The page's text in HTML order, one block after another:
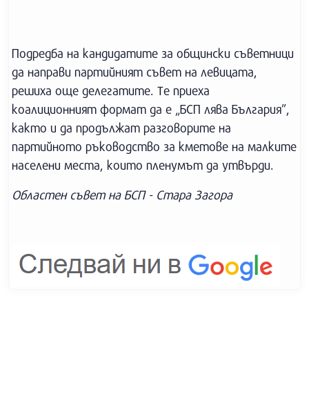
Подредба на кандидатите за общински съветници
да направи партийният съвет на левицата,
решиха още делегатите. Те приеха
коалиционният формат да е „БСП лява България”,
както и да продължат разговорите на
партийното ръководство за кметове на малките
населени места, които пленумът да утвърди.
Областен съвет на БСП - Стара Загора